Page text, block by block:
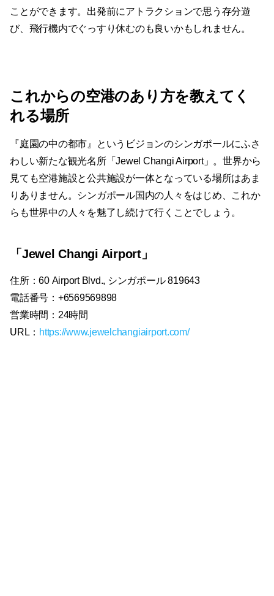
ことができます。出発前にアトラクションで思う存分遊
び、飛行機内でぐっすり休むのも良いかもしれません。
これからの空港のあり方を教えてく
れる場所
『庭園の中の都市』というビジョンのシンガポールにふさ
わしい新たな観光名所「Jewel Changi Airport」。世界から
見ても空港施設と公共施設が一体となっている場所はあま
りありません。シンガポール国内の人々をはじめ、これか
らも世界中の人々を魅了し続けて行くことでしょう。
「Jewel Changi Airport」
住所：60 Airport Blvd., シンガポール 819643
電話番号：+6569569898
営業時間：24時間
URL： https://www.jewelchangiairport.com/